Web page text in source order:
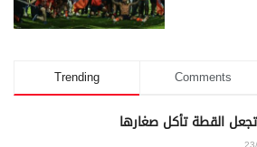
Trending Comments